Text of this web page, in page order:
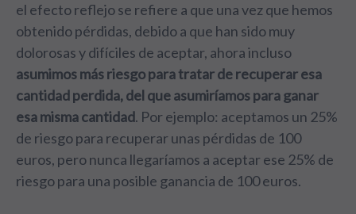
el efecto reflejo se refiere a que una vez que hemos
obtenido pérdidas, debido a que han sido muy
dolorosas y difíciles de aceptar, ahora incluso
asumimos más riesgo para tratar de recuperar esa
cantidad perdida, del que asumiríamos para ganar
esa misma cantidad. Por ejemplo: aceptamos un 25%
de riesgo para recuperar unas pérdidas de 100
euros, pero nunca llegaríamos a aceptar ese 25% de
riesgo para una posible ganancia de 100 euros.